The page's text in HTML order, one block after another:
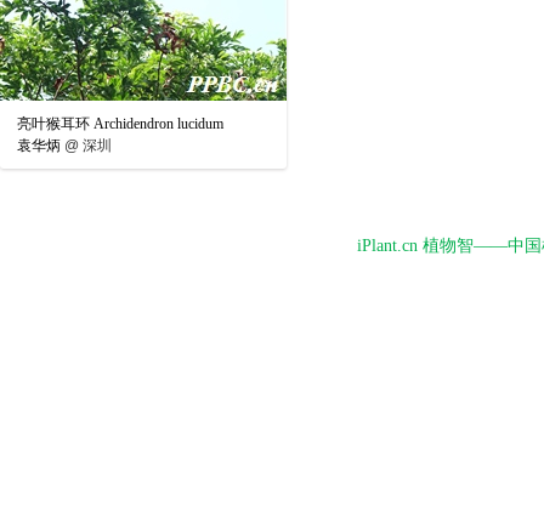
亮叶猴耳环 Archidendron lucidum
袁华炳 @ 深圳
iPlant.cn 植物智——中国